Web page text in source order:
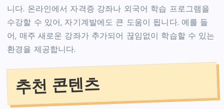
니다. 온라인에서 자격증 강좌나 외국어 학습 프로그램을
수강할 수 있어, 자기계발에도 큰 도움이 됩니다. 예를 들
어, 매주 새로운 강좌가 추가되어 끊임없이 학습할 수 있는
환경을 제공합니다.
추천 콘텐츠